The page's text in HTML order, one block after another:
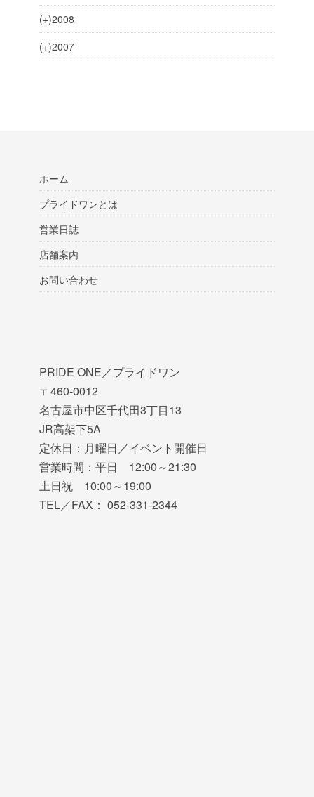
(+)2008
(+)2007
ホーム
プライドワンとは
営業日誌
店舗案内
お問い合わせ
PRIDE ONE／プライドワン
〒460-0012
名古屋市中区千代田3丁目13
JR高架下5A
定休日：月曜日／イベント開催日
営業時間：平日 12:00～21:30
土日祝 10:00～19:00
TEL／FAX： 052-331-2344